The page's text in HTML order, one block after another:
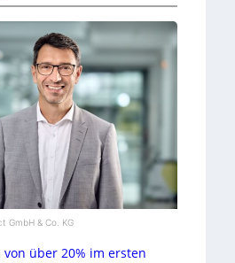
GmbH & Co. KG
über 20% im ersten